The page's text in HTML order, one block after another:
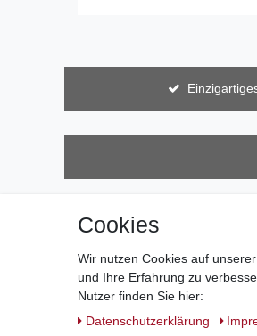
Cookies
Wir nutzen Cookies auf
und Ihre Erfahrung zu
Nutzer finden Sie hier:
Daten­schutz­erklärung